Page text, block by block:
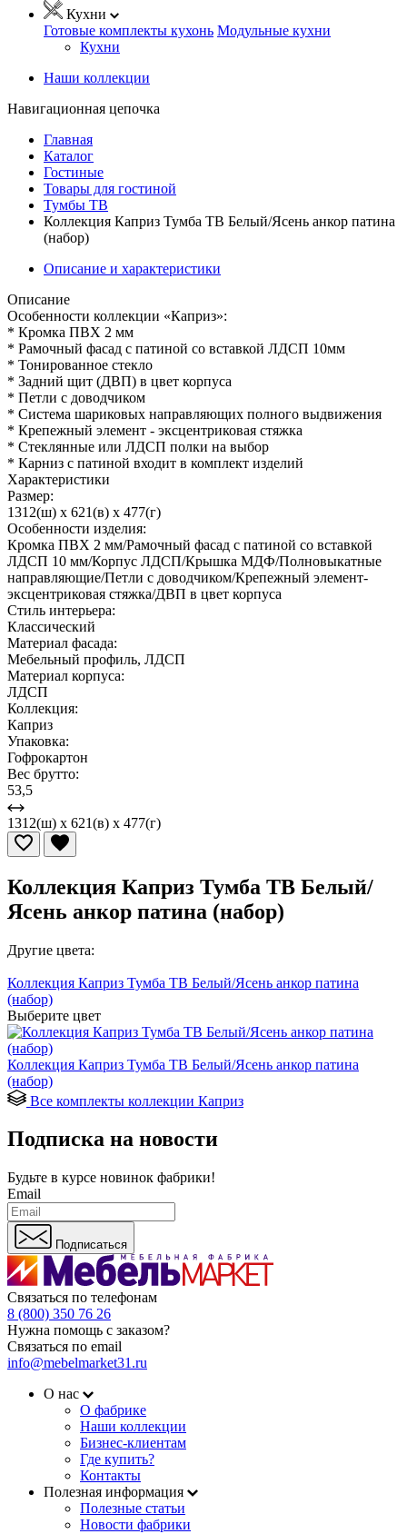
Кухни
Готовые комплекты кухонь Модульные кухни
Кухни
Наши коллекции
Навигационная цепочка
Главная
Каталог
Гостиные
Товары для гостиной
Тумбы ТВ
Коллекция Каприз Тумба ТВ Белый/Ясень анкор патина
(набор)
Описание и характеристики
Описание
Особенности коллекции «Каприз»:
* Кромка ПВХ 2 мм
* Рамочный фасад с патиной со вставкой ЛДСП 10мм
* Тонированное стекло
* Задний щит (ДВП) в цвет корпуса
* Петли с доводчиком
* Система шариковых направляющих полного выдвижения
* Крепежный элемент - эксцентриковая стяжка
* Стеклянные или ЛДСП полки на выбор
* Карниз с патиной входит в комплект изделий
Характеристики
Размер:
1312(ш) x 621(в) x 477(г)
Особенности изделия:
Кромка ПВХ 2 мм/Рамочный фасад с патиной со вставкой
ЛДСП 10 мм/Корпус ЛДСП/Крышка МДФ/Полновыкатные
направляющие/Петли с доводчиком/Крепежный элемент-
эксцентриковая стяжка/ДВП в цвет корпуса
Стиль интерьера:
Классический
Материал фасада:
Мебельный профиль, ЛДСП
Материал корпуса:
ЛДСП
Коллекция:
Каприз
Упаковка:
Гофрокартон
Вес брутто:
53,5
1312(ш) x 621(в) x 477(г)
Коллекция Каприз Тумба ТВ Белый/
Ясень анкор патина (набор)
Другие цвета:
Коллекция Каприз Тумба ТВ Белый/Ясень анкор патина
(набор)
Выберите цвет
Коллекция Каприз Тумба ТВ Белый/Ясень анкор патина
(набор)
Все комплекты коллекции Каприз
Подписка на новости
Будьте в курсе новинок фабрики!
Email
Подписаться
Связаться по телефонам
8 (800) 350 76 26
Нужна помощь с заказом?
Связаться по email
info@mebelmarket31.ru
О нас
О фабрике
Наши коллекции
Бизнес-клиентам
Где купить?
Контакты
Полезная информация
Полезные статьи
Новости фабрики